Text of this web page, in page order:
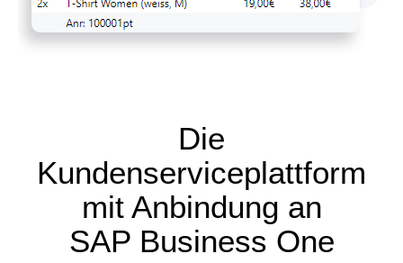
Die
Kundenserviceplattform
mit Anbindung an
SAP Business One